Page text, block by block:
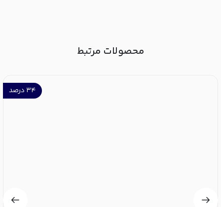
محصولات مرتبط
۳۴ درصد